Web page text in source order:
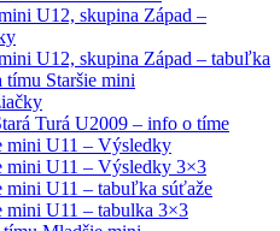
U12, skupina Západ –
U12, skupina Západ – tabuľka
tímu Staršie mini
Turá U2009 – info o tíme
mini U11 – Výsledky
mini U11 – Výsledky 3×3
mini U11 – tabuľka súťaže
mini U11 – tabulka 3×3